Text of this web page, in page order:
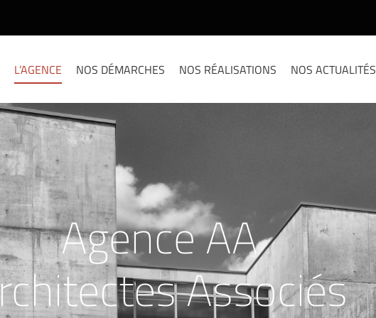
L’AGENCE NOS DÉMARCHES NOS RÉALISATIONS NOS ACTUALITÉS
l'adresse
& contemporain
architectural